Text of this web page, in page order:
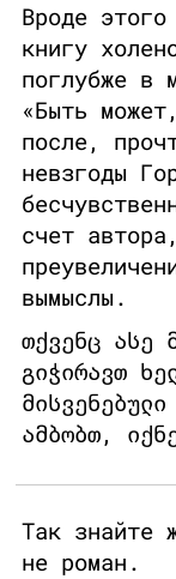
Вроде
книгу
поглубже в
«Быть
после,
невзгоды
счет
вымыслы.
თქვენც ასე
გიჭირავთ
ამბობთ,
Так знайте
не роман.